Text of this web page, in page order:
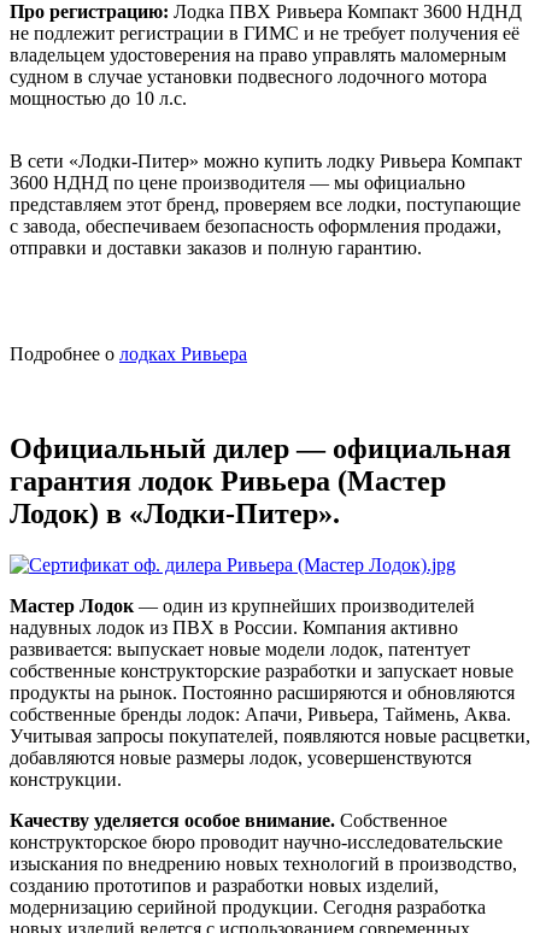
Про регистрацию: Лодка ПВХ Ривьера Компакт 3600 НДНД
не подлежит регистрации в ГИМС и не требует получения её
владельцем удостоверения на право управлять маломерным
судном в случае установки подвесного лодочного мотора
мощностью до 10 л.с.
В сети «Лодки-Питер» можно купить лодку Ривьера Компакт
3600 НДНД по цене производителя — мы официально
представляем этот бренд, проверяем все лодки, поступающие
с завода, обеспечиваем безопасность оформления продажи,
отправки и доставки заказов и полную гарантию.
Подробнее о лодках Ривьера
Официальный дилер — официальная
гарантия лодок Ривьера (Мастер
Лодок) в «Лодки-Питер».
Мастер Лодок — один из крупнейших производителей
надувных лодок из ПВХ в России. Компания активно
развивается: выпускает новые модели лодок, патентует
собственные конструкторские разработки и запускает новые
продукты на рынок. Постоянно расширяются и обновляются
собственные бренды лодок: Апачи, Ривьера, Таймень, Аква.
Учитывая запросы покупателей, появляются новые расцветки,
добавляются новые размеры лодок, усовершенствуются
конструкции.
Качеству уделяется особое внимание. Собственное
конструкторское бюро проводит научно-исследовательские
изыскания по внедрению новых технологий в производство,
созданию прототипов и разработки новых изделий,
модернизацию серийной продукции. Сегодня разработка